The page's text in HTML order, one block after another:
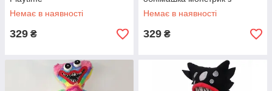
Немає в наявності
329 ₴
липучками на руках 36см
Немає в наявності
329 ₴